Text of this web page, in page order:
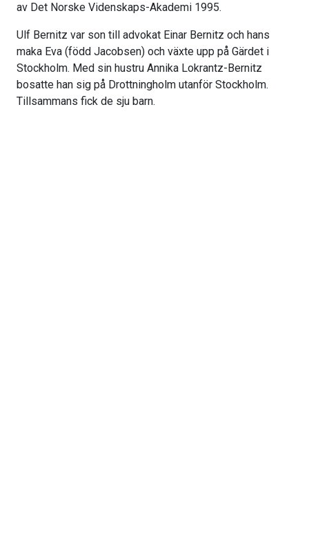
av Det Norske Videnskaps-Akademi 1995.
Ulf Bernitz var son till advokat Einar Bernitz och hans
maka Eva (född Jacobsen) och växte upp på Gärdet i
Stockholm. Med sin hustru Annika Lokrantz-Bernitz
bosatte han sig på Drottningholm utanför Stockholm.
Tillsammans fick de sju barn.